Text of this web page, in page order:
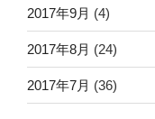
2017年9月 (4)
2017年8月 (24)
2017年7月 (36)